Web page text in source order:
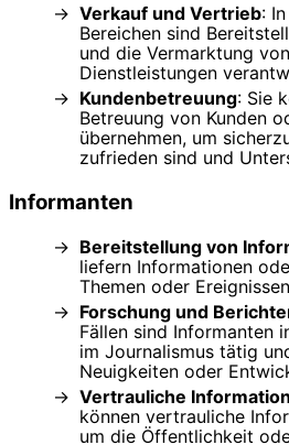
Verkauf und Vertrieb:
Bereichen sind
und die Vermarktung
Dienstleistungen
Kundenbetreuung: Sie
Betreuung von Kunden
übernehmen, um
zufrieden sind und
Informanten
Bereitstellung von
liefern Informationen
Themen oder
Forschung und
Fällen sind Informanten
im Journalismus tätig
Neuigkeiten oder
Vertrauliche
können vertrauliche
um die Öffentlichkeit